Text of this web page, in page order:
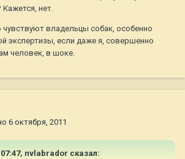
нет.
владельцы собак, особенно
экспертизы, если даже я, совершенно
человек, в шоке.
6 октября, 2011
07:47, nvlabrador сказал: